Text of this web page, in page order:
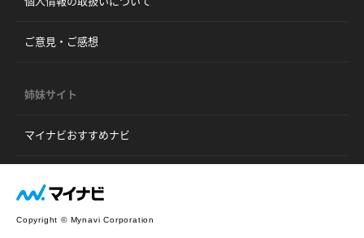
ご意見・ご感想
姉妹サイト
マイナビおすすめナビ
Copyright © Mynavi Corporation